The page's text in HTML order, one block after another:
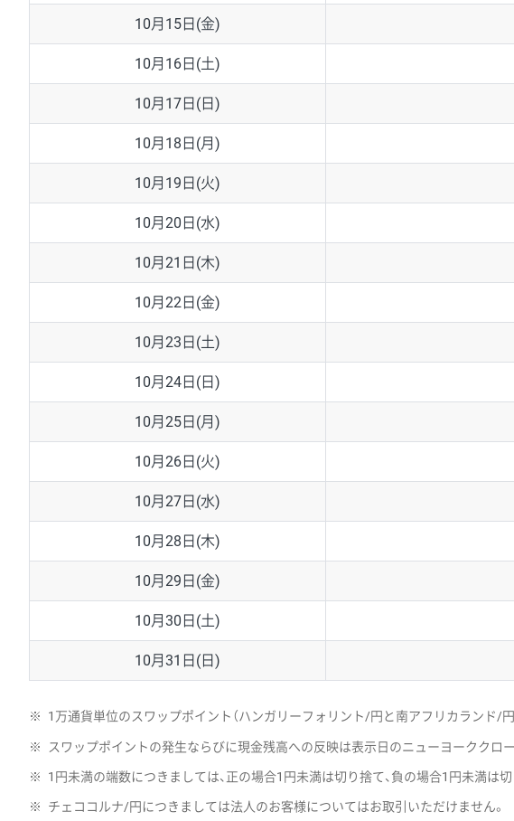
10月15日(金)
10月16日(土)
10月17日(日)
10月18日(月)
10月19日(火)
10月20日(水)
10月21日(木)
10月22日(金)
10月23日(土)
10月24日(日)
10月25日(月)
10月26日(火)
10月27日(水)
10月28日(木)
10月29日(金)
10月30日(土)
10月31日(日)
※ 1万通貨単位のスワップポイント（ハンガリーフォリント/円と南アフリカランド/
※ スワップポイントの発生ならびに現金残高への反映は表示日のニューヨーククロー
※ 1円未満の端数につきましては、正の場合1円未満は切り捨て、負の場合1円未満は切
※ チェココルナ/円につきましては法人のお客様についてはお取引いただけません。